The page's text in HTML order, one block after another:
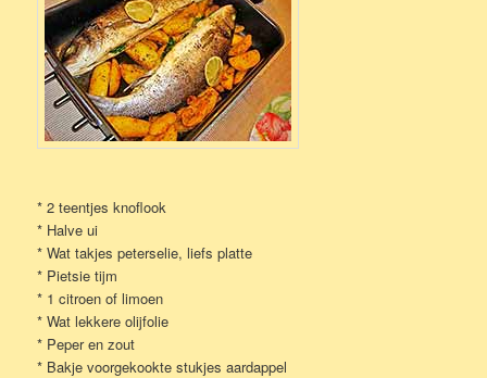
* 2 teentjes knoflook
* Halve ui
* Wat takjes peterselie, liefs platte
* Pietsie tijm
* 1 citroen of limoen
* Wat lekkere olijfolie
* Peper en zout
* Bakje voorgekookte stukjes aardappel